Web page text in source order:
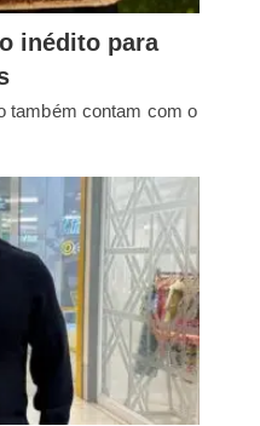
inédito para
também contam com o